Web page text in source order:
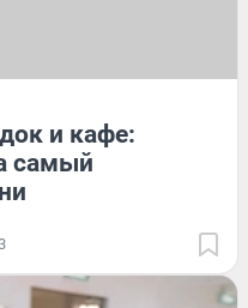
и кафе:
самый